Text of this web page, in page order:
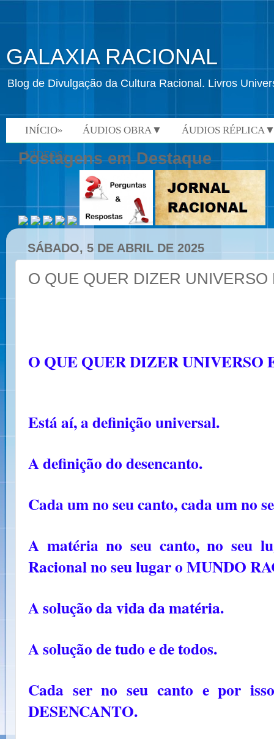
GALAXIA RACIONAL
Blog de Divulgação da Cultura Racional. Livros
INÍCIO» ÁUDIOS OBRA▼ ÁUDIOS
VÍDEOS»
Postagens em Destaque
SÁBADO, 5 DE ABRIL DE 2025
O QUE QUER DIZER
O QUE QUER DIZER UNIVERSO
Está aí, a definição universal.
A definição do desencanto.
Cada um no seu canto, cada um no
A matéria no seu canto, no seu
Racional no seu lugar o MUNDO
A solução da vida da matéria.
A solução de tudo e de todos.
Cada ser no seu canto e por
DESENCANTO.